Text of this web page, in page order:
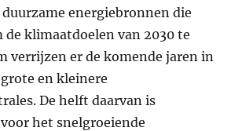
energiebronnen die
klimaatdoelen van 2030 te
verrijzen er de komende jaren in
en kleinere
De helft daarvan is
het snelgroeiende